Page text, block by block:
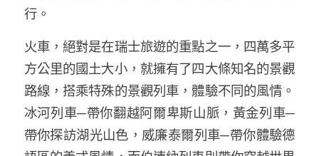
行。
火車，絕對是在瑞士旅遊的重點之一，四萬多平
方公里的國土大小，就擁有了四大條知名的景觀
路線，搭乘特殊的景觀列車，體驗不同的風情。
冰河列車─帶你翻越阿爾卑斯山脈，黃金列車─
帶你探訪湖光山色，威廉泰爾列車─帶你體驗德